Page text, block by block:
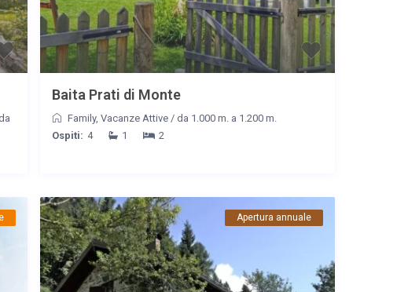
Baita Prati di Monte
Family, Vacanze Attive/ da 1.000 m. a 1.200 m.
Ospiti: 4 1 2
Apertura annuale